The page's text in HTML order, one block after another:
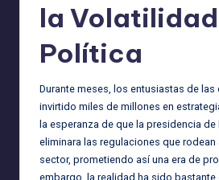
la Volatilidad
Política
Durante meses, los entusiastas de
invirtido miles de millones en
la esperanza de que la presidencia de
eliminara las regulaciones que
sector, prometiendo así una era de
embargo, la realidad ha sido bastante